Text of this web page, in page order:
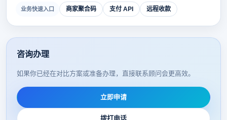
业务快速入口 商家聚合码 支付 API 远程收款
咨询办理
如果你已经在对比方案或准备办理，直接联系顾问会更高效。
立即申请
拨打电话